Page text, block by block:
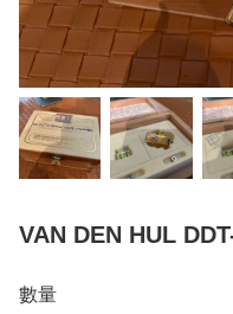
VAN DEN HUL
數量